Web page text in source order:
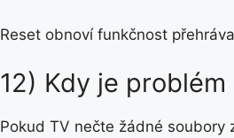
Reset obnoví funkčnost
12) Kdy je
Pokud TV nečte žádné soubory